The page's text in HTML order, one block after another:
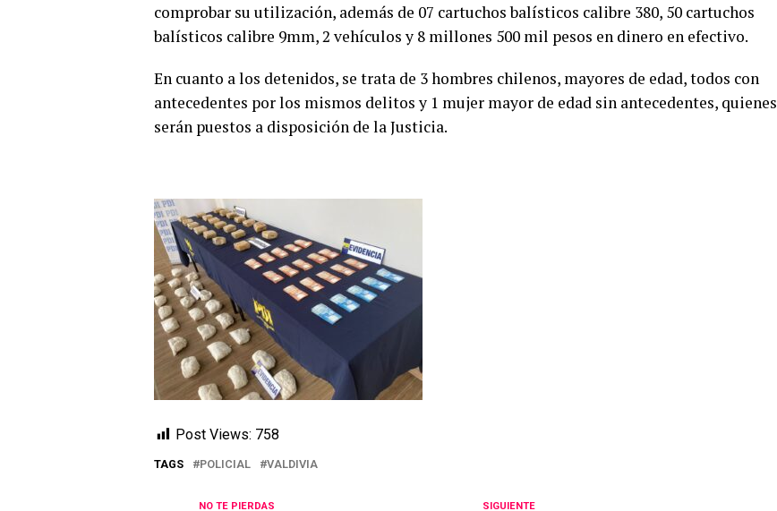
comprobar su utilización, además de 07 cartuchos balísticos calibre 380, 50 cartuchos
balísticos calibre 9mm, 2 vehículos y 8 millones 500 mil pesos en dinero en efectivo.
En cuanto a los detenidos, se trata de 3 hombres chilenos, mayores de edad, todos con
antecedentes por los mismos delitos y 1 mujer mayor de edad sin antecedentes, quienes
serán puestos a disposición de la Justicia.
Post Views: 758
TAGS POLICIAL VALDIVIA
SIGUIENTE
NO TE PIERDAS